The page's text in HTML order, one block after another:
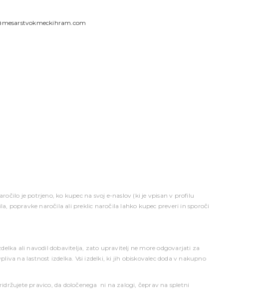
je potrjeno, ko kupec na svoj e-naslov (ki je vpisan v profilu
popravke naročila ali preklic naročila lahko kupec preveri in sporoči
ali navodil dobavitelja, zato upravitelj ne more odgovarjati za
na lastnost izdelka. Vsi izdelki, ki jih obiskovalec doda v nakupno
pravico, da določenega ni na zalogi, čeprav na spletni